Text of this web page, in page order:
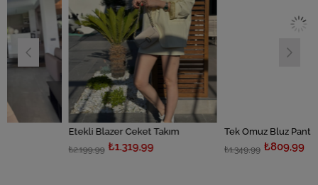
Etekli Blazer Ceket Takım
₺1.319,99 ₺809,99